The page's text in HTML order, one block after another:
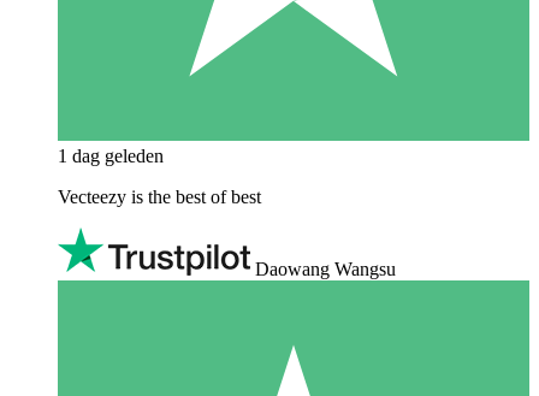
1 dag geleden
Vecteezy is the best of best
Daowang Wangsu